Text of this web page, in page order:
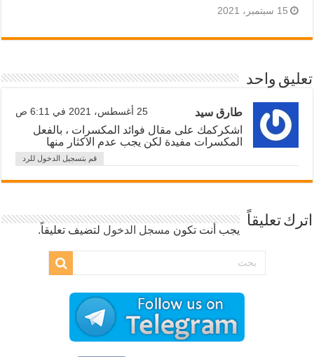
15 سبتمبر، 2021
تعليق واحد
طارق سيد 25 أغسطس، 2021 في 6:11 ص
اشكركمك على مقال فوائد المكسرات ، بالفعل
المكسرات مفيدة لكن يجب عدم الاكثار منها
قم بتسجيل الدخول للرد
اترك تعليقاً
يجب أنت تكون مسجل الدخول لتضيف تعليقاً.